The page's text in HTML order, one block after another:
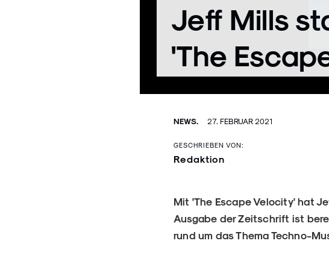
Jeff Mills
'The
NEWS. 27. FEBRUAR 2021
GESCHRIEBEN VON:
Redaktion
Mit 'The Escape Velocity' hat
Ausgabe der Zeitschrift ist
rund um das Thema Techno-